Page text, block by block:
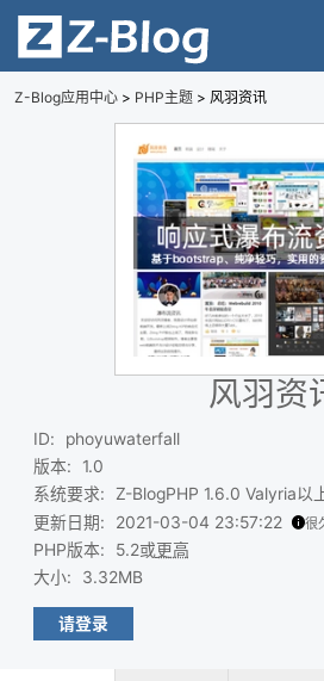
Z-Blog应用中心 > PHP主题 > 风羽资讯
风羽资
ID:
phoyuwaterfall
版本:
1.0
系统要求:
Z-BlogPHP 1.6.0 Valyria以
更新日期: 2021-03-04 23:57:22 很
PHP版本: 5.2或更高
大小: 3.32MB
请登录